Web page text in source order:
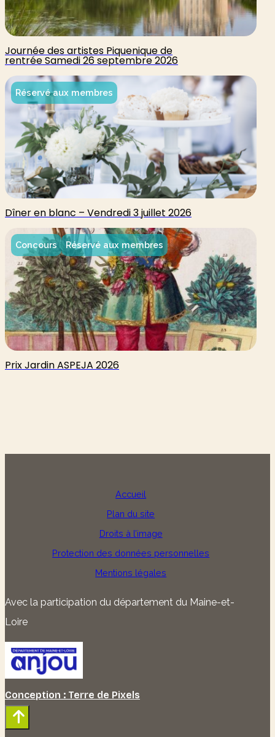
Journée des artistes Piquenique de
rentrée Samedi 26 septembre 2026
Réservé aux membres
Dîner en blanc – Vendredi 3 juillet 2026
Concours Réservé aux membres
Prix Jardin ASPEJA 2026
Accueil
Plan du site
Droits à l’image
Protection des données personnelles
Mentions légales
Avec la participation du département du Maine-et-
Loire
Conception : Terre de Pixels